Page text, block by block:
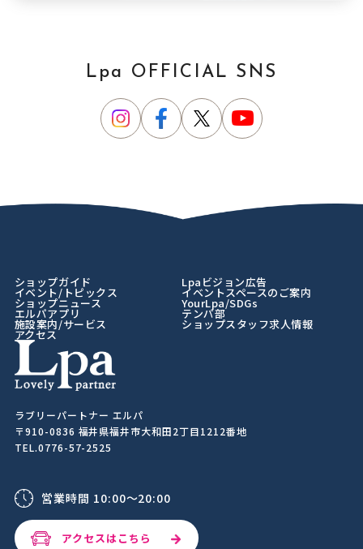
Lpa OFFICIAL SNS
ラブリーパートナー エルパ
〒910-0836 福井県福井市大和田2丁目1212番地
TEL.0776-57-2525
営業時間 10:00～20:00
アクセスはこちら
ショップガイド Lpaビジョン広告
イベント/トピックス イベントスペースのご案内
ショップニュース YourLpa/SDGs
エルパアプリ テンパ部
施設案内/サービス ショップスタッフ求人情報
アクセス